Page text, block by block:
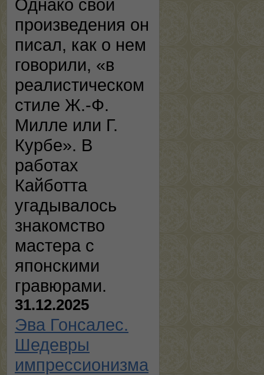
Однако свои
произведения он
писал, как о нем
говорили, «в
реалистическом
стиле Ж.-Ф.
Милле или Г.
Курбе». В
работах
Кайботта
угадывалось
знакомство
мастера с
японскими
гравюрами.
31.12.2025
Эва Гонсалес.
Шедевры
импрессионизма